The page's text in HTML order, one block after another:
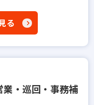
る
・巡回・事務補